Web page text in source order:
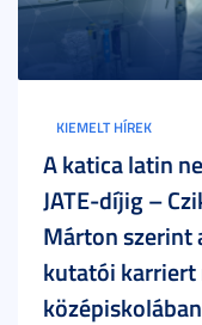
KIEMELT HÍREK
A katica latin
JATE-díjig –
Márton szerint
kutatói karriert